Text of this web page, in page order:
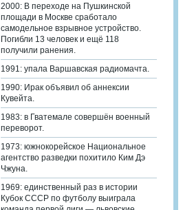
2000: В переходе на Пушкинской
площади в Москве сработало
самодельное взрывное устройство.
Погибли 13 человек и ещё 118
получили ранения.
1991: упала Варшавская радиомачта.
1990: Ирак объявил об аннексии
Кувейта.
1983: в Гватемале совершён военный
переворот.
1973: южнокорейское Национальное
агентство разведки похитило Ким Дэ
Чжуна.
1969: единственный раз в истории
Кубок СССР по футболу выиграла